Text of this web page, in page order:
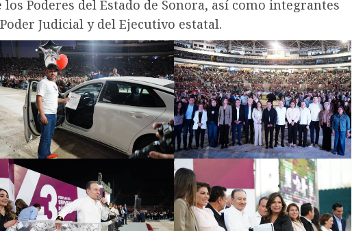
Poderes del Estado de Sonora, así como integrantes
Judicial y del Ejecutivo estatal.